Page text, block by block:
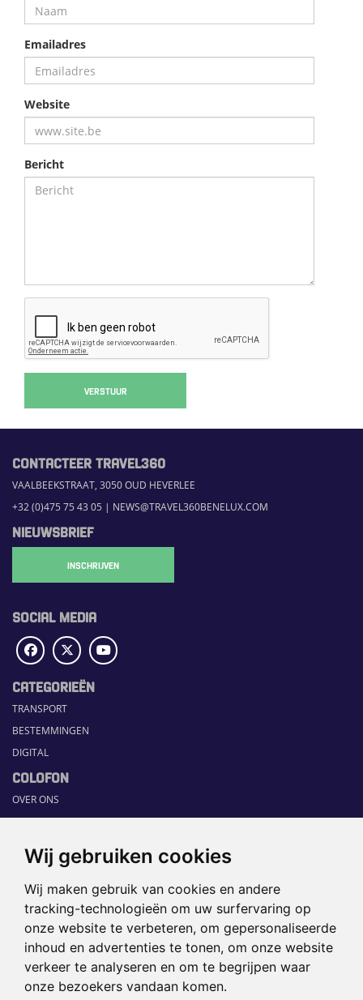
Wij gebruiken cookies
Wij maken gebruik van cookies en andere
tracking-technologieën om uw surfervaring op
onze website te verbeteren, om gepersonaliseerde
inhoud en advertenties te tonen, om onze website
verkeer te analyseren en om te begrijpen waar
onze bezoekers vandaan komen.
Emailadres
Website
Bericht
VERSTUUR
CONTACTEER TRAVEL360
VAALBEEKSTRAAT, 3050 OUD HEVERLEE
+32 (0)475 75 43 05 | NEWS@TRAVEL360BENELUX.COM
NIEUWSBRIEF
INSCHRIJVEN
SOCIAL MEDIA
CATEGORIEËN
TRANSPORT
BESTEMMINGEN
DIGITAL
COLOFON
OVER ONS
COMMUNICATION PLATFORM
RUBRIEKEN
HOME
SECTORGIDS
JOBS
HAPPENING